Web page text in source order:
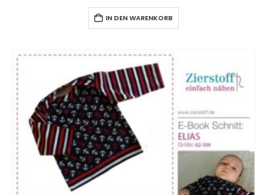
IN DEN WARENKORB